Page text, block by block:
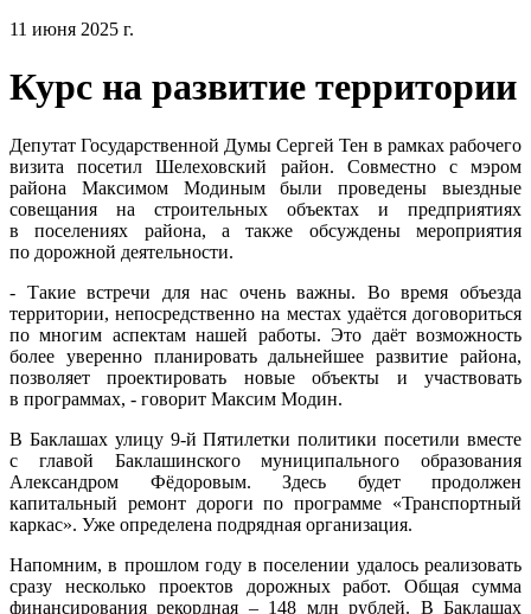
11 июня 2025 г.
Курс на развитие территории
Депутат Государственной Думы Сергей Тен в рамках рабочего
визита посетил Шелеховский район. Совместно с мэром
района Максимом Модиным были проведены выездные
совещания на строительных объектах и предприятиях
в поселениях района, а также обсуждены мероприятия
по дорожной деятельности.
- Такие встречи для нас очень важны. Во время объезда
территории, непосредственно на местах удаётся договориться
по многим аспектам нашей работы. Это даёт возможность
более уверенно планировать дальнейшее развитие района,
позволяет проектировать новые объекты и участвовать
в программах, - говорит Максим Модин.
В Баклашах улицу 9-й Пятилетки политики посетили вместе
с главой Баклашинского муниципального образования
Александром Фёдоровым. Здесь будет продолжен
капитальный ремонт дороги по программе «Транспортный
каркас». Уже определена подрядная организация.
Напомним, в прошлом году в поселении удалось реализовать
сразу несколько проектов дорожных работ. Общая сумма
финансирования рекордная – 148 млн рублей. В Баклашах